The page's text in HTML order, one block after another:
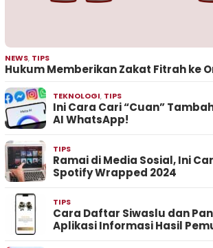
NEWS, TIPS
Hukum Memberikan Zakat Fitrah ke
TEKNOLOGI, TIPS
Ini Cara Cari “Cuan”
AI WhatsApp!
TIPS
Ramai di Media Sosial, Ini
Spotify Wrapped 2024
TIPS
Cara Daftar Siwaslu dan
Aplikasi Informasi Hasil